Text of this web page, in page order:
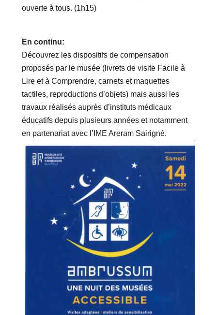
ouverte à tous. (1h15)
En continu:
Découvrez les dispositifs de compensation
proposés par le musée (livrets de visite Facile à
Lire et à Comprendre, carnets et maquettes
tactiles, reproductions d’objets) mais aussi les
travaux réalisés auprès d’instituts médicaux
éducatifs depuis plusieurs années et notamment
en partenariat avec l’IME Areram Sairigné.